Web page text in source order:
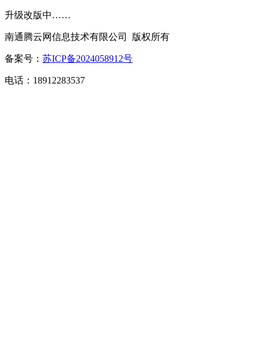
升级改版中……
南通腾云网信息技术有限公司 版权所有
备案号： 苏ICP备2024058912号
电话：18912283537